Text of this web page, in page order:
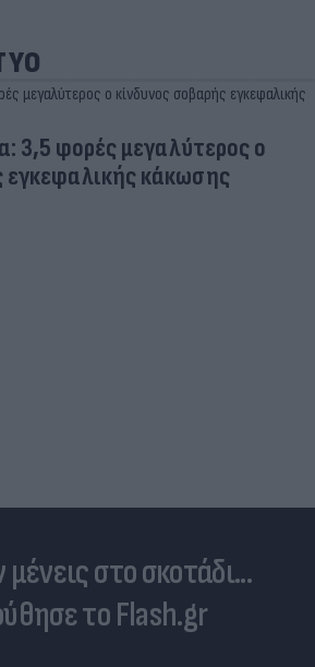
3,5 φορές μεγαλύτερος ο
εγκεφαλικής κάκωσης
μένεις στο σκοτάδι...
το Flash.gr